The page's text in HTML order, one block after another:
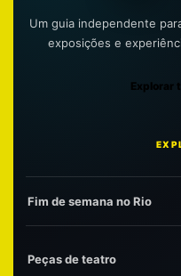
Um guia independente
exposições e
Explorar
Fim de semana no Rio
Peças de teatro